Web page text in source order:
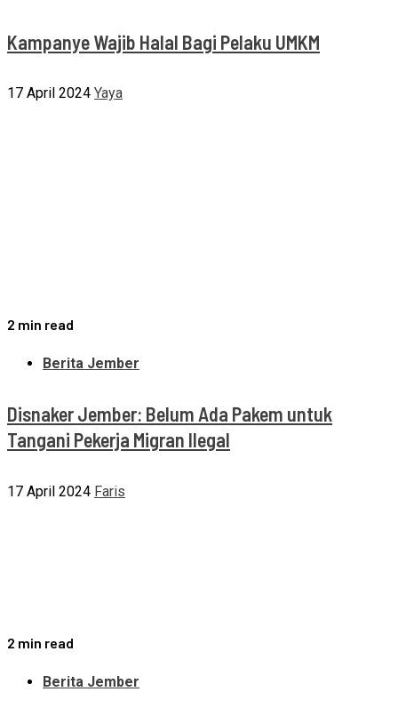
Kampanye Wajib Halal Bagi Pelaku UMKM
17 April 2024 Yaya
2 min read
Berita Jember
Disnaker Jember: Belum Ada Pakem untuk
Tangani Pekerja Migran Ilegal
17 April 2024 Faris
2 min read
Berita Jember